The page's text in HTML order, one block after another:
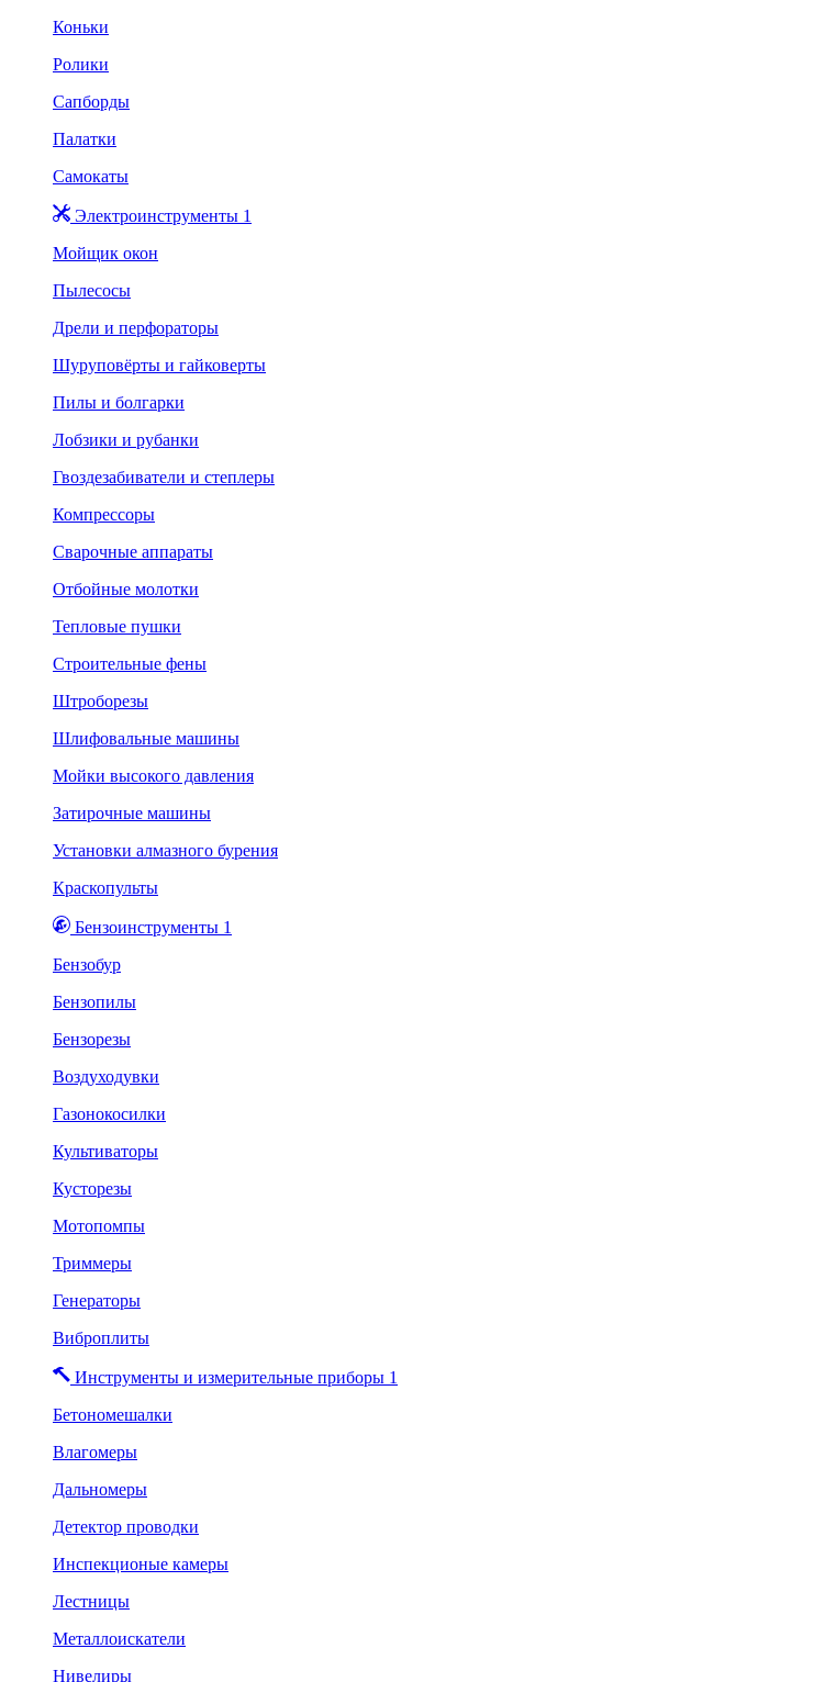
Коньки
Ролики
Сапборды
Палатки
Самокаты
Электроинструменты 1
Мойщик окон
Пылесосы
Дрели и перфораторы
Шуруповёрты и гайковерты
Пилы и болгарки
Лобзики и рубанки
Гвоздезабиватели и степлеры
Компрессоры
Сварочные аппараты
Отбойные молотки
Тепловые пушки
Строительные фены
Штроборезы
Шлифовальные машины
Мойки высокого давления
Затирочные машины
Установки алмазного бурения
Краскопульты
Бензоинструменты 1
Бензобур
Бензопилы
Бензорезы
Воздуходувки
Газонокосилки
Культиваторы
Кусторезы
Мотопомпы
Триммеры
Генераторы
Виброплиты
Инструменты и измерительные приборы 1
Бетономешалки
Влагомеры
Дальномеры
Детектор проводки
Инспекционые камеры
Лестницы
Металлоискатели
Нивелиры